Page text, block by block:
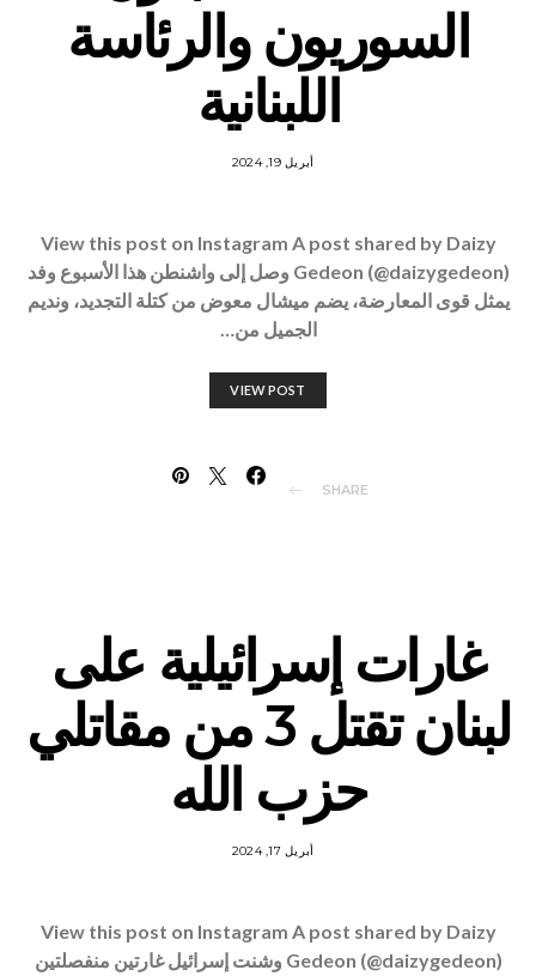
السوريون والرئاسة
اللبنانية
أبريل 19, 2024
View this post on Instagram A post shared by Daizy
Gedeon (@daizygedeon) وصل إلى واشنطن هذا الأسبوع وفد
يمثل قوى المعارضة، يضم ميشال معوض من كتلة التجديد، ونديم
الجميل من…
VIEW POST
SHARE
غارات إسرائيلية على
لبنان تقتل 3 من مقاتلي
حزب الله
أبريل 17, 2024
View this post on Instagram A post shared by Daizy
Gedeon (@daizygedeon) وشنت إسرائيل غارتين منفصلتين